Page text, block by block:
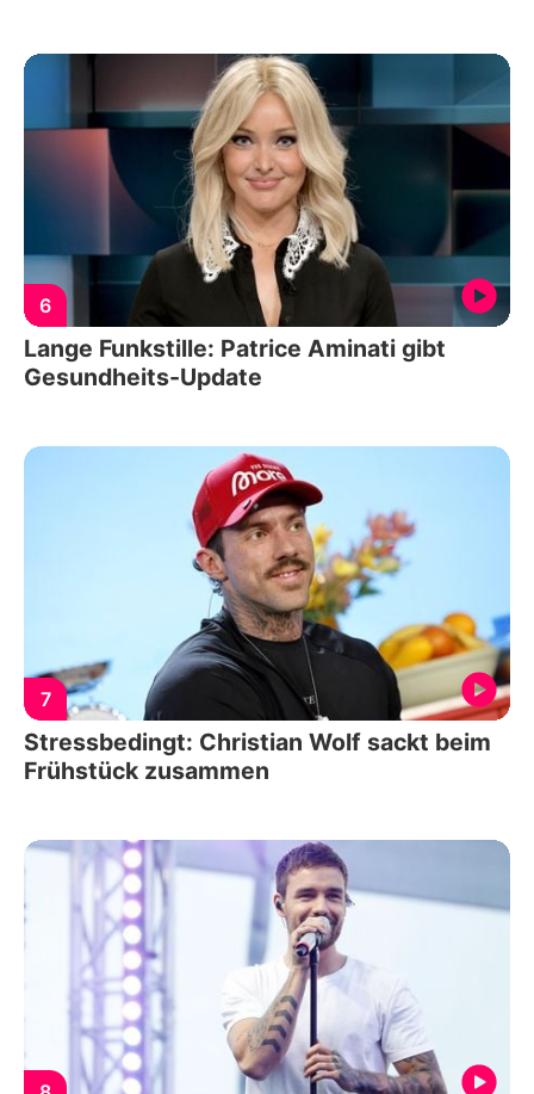
6
Lange Funkstille: Patrice Aminati gibt
Gesundheits-Update
7
Stressbedingt: Christian Wolf sackt beim
Frühstück zusammen